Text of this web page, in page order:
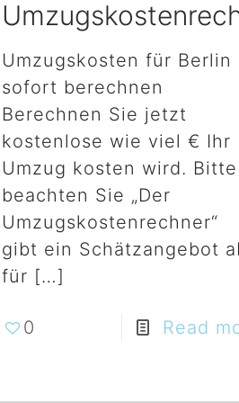
Umzugskosten für Berlin
sofort berechnen
Berechnen Sie jetzt
kostenlose wie viel € Ihr
Umzug kosten wird. Bitte
beachten Sie „Der
Umzugskostenrechner“
gibt ein Schätzangebot
für […]
0 Read